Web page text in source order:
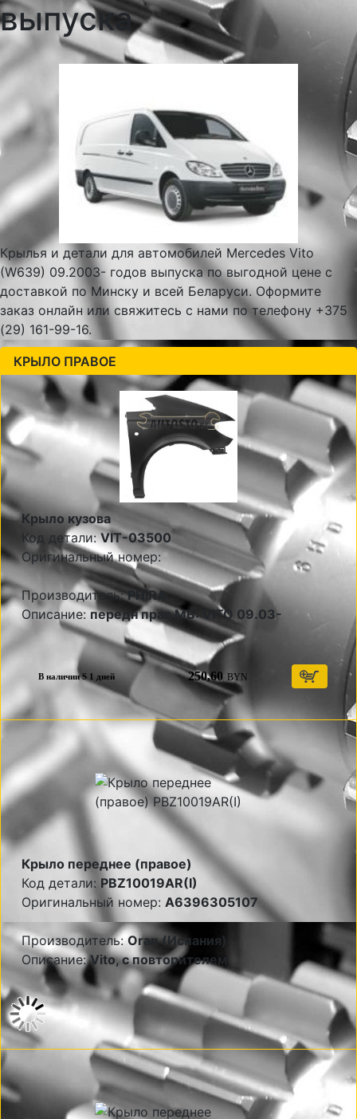
выпуска
Крылья и детали для автомобилей Mercedes Vito
(W639) 09.2003- годов выпуска по выгодной цене с
доставкой по Минску и всей Беларуси. Оформите
заказ онлайн или свяжитесь с нами по телефону +375
(29) 161-99-16.
КРЫЛО ПРАВОЕ
Крыло кузова
Код детали:VIT-03500
Оригинальный номер:
Производитель:PHIRA
Описание:передн прав MB: VITO 09.03-
В наличии S 1 дней 250,60 BYN
Крыло переднее (правое)
Код детали: PBZ10019AR(I)
Оригинальный номер: A6396305107
Производитель:Oran (Испания)
Описание:Vito, с повторителем